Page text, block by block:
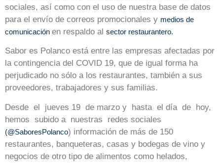
sociales, así como con el uso de nuestra base de datos
para el envío de correos promocionales y medios de
comunicación en respaldo al sector restaurantero.
Sabor es Polanco está entre las empresas afectadas por
la contingencia del COVID 19, que de igual forma ha
perjudicado no sólo a los restaurantes, también a sus
proveedores, trabajadores y sus familias.
Desde el jueves 19 de marzo y hasta el día de hoy,
hemos subido a nuestras redes sociales
(@SaboresPolanco) información de más de 150
restaurantes, banqueteras, casas y bodegas de vino y
negocios de otro tipo de alimentos como helados,